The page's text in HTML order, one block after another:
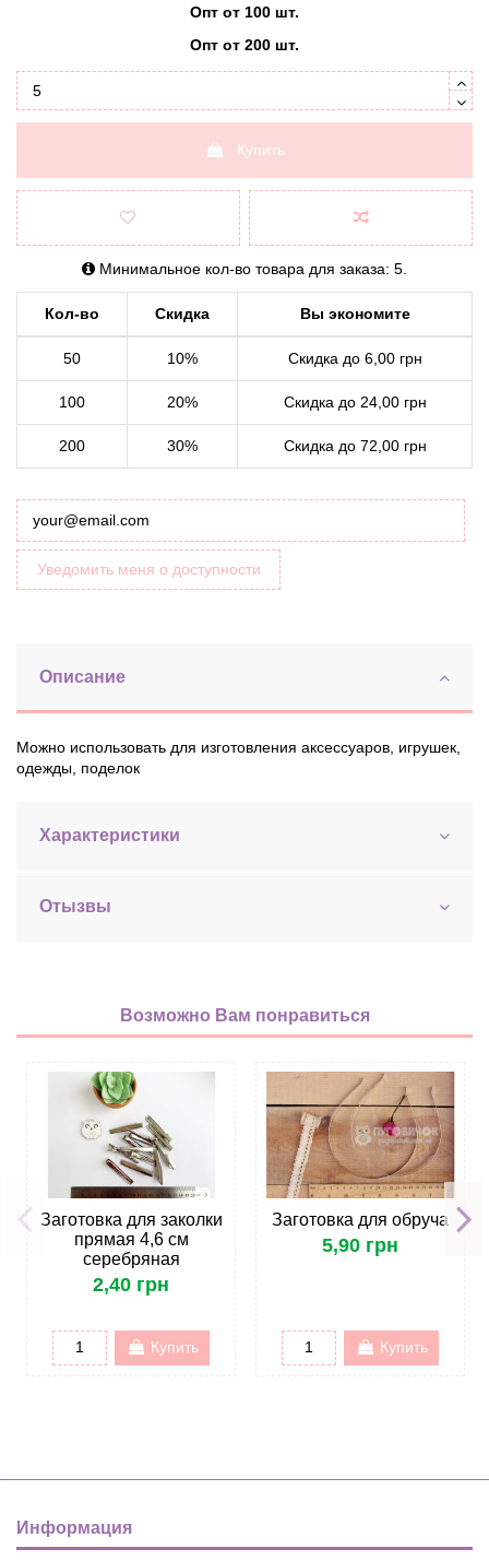
Опт от 100 шт.
Опт от 200 шт.
Купить
Минимальное кол-во товара для заказа: 5.
Кол-во Скидка Вы экономите
50 10% Скидка до 6,00 грн
100 20% Скидка до 24,00 грн
200 30% Скидка до 72,00 грн
Уведомить меня о доступности
Описание
Можно использовать для изготовления аксессуаров, игрушек,
одежды, поделок
Характеристики
Отызвы
Возможно Вам понравиться
Заготовка для заколки
прямая 4,6 см
серебряная
2,40 грн
Купить
Заготовка для обруча
5,90 грн
Купить
Информация